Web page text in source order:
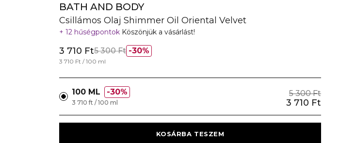
BATH AND BODY
Csillámos Olaj Shimmer Oil Oriental Velvet
12 hűségpontok Köszönjük a vásárlást!
30%
3 710 Ft5 300 Ft
3 710 Ft / 100 ml
100 ML 30% 5 300 Ft
3 710 Ft
3 710 ft / 100 ml